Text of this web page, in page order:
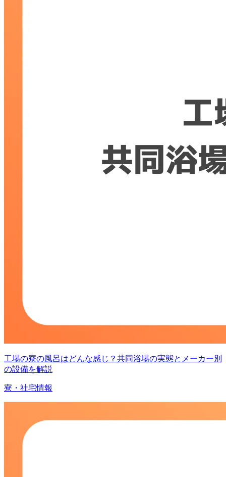
工場の寮の風呂はどんな感じ？共同浴場の実態とメーカー別
の設備を解説
寮・社宅情報